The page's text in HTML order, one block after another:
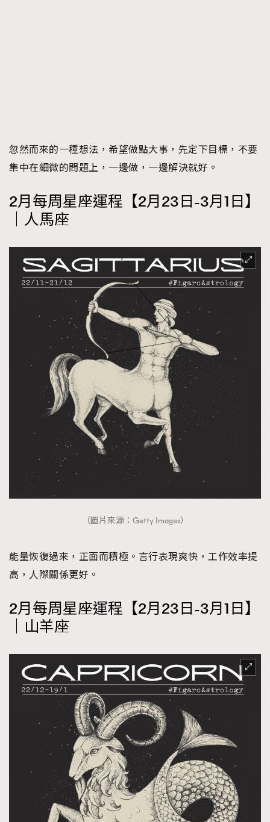
忽然而來的一種想法，希望做點大事，先定下目標，不要
集中在細微的問題上，一邊做，一邊解決就好。
2月每周星座運程【2月23日-3月1日】
｜人馬座
（圖片來源：Getty Images）
能量恢復過來，正面而積極。言行表現爽快，工作效率提
高，人際關係更好。
2月每周星座運程【2月23日-3月1日】
｜山羊座